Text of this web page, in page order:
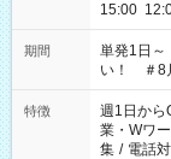
15:00 12:00～
お気軽に
期間
単発1日
い！ ＃8
特徴 週1日から
業・Wワ
集 / 電話